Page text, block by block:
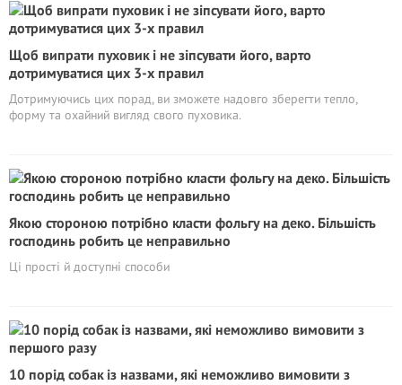
Щоб випрати пуховик і не зіпсувати його, варто
дотримуватися цих 3-х правил
Дотримуючись цих порад, ви зможете надовго зберегти тепло,
форму та охайний вигляд свого пуховика.
Якою стороною потрібно класти фольгу на деко. Більшість
господинь робить це неправильно
Ці прості й доступні способи
10 порід собак із назвами, які неможливо вимовити з